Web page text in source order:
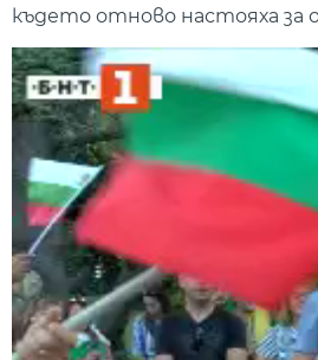
където отново настояха за